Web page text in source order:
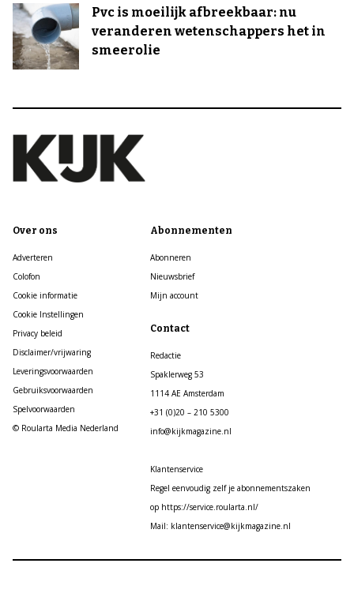
Pvc is moeilijk afbreekbaar: nu
veranderen wetenschappers het in
smeerolie
Over ons
Adverteren
Colofon
Cookie informatie
Cookie Instellingen
Privacy beleid
Disclaimer/vrijwaring
Leveringsvoorwaarden
Gebruiksvoorwaarden
Spelvoorwaarden
© Roularta Media Nederland
Abonnementen
Abonneren
Nieuwsbrief
Mijn account
Contact
Redactie
Spaklerweg 53
1114 AE Amsterdam
+31 (0)20 – 210 5300
info@kijkmagazine.nl
Klantenservice
Regel eenvoudig zelf je abonnementszaken
op https://service.roularta.nl/
Mail: klantenservice@kijkmagazine.nl